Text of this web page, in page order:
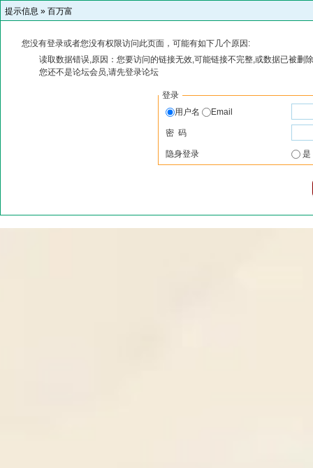
提示信息 » 百万富
您没有登录或者您没有权限访问此页面，可能有如下几个原因:
读取数据错误,原因：您要访问的链接无效,可能链接不完整,或数据已被删
您还不是论坛会员,请先登录论坛
登录
用户名
Email
密 码
隐身登录